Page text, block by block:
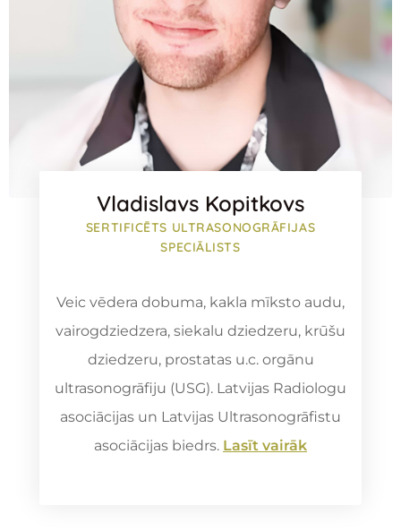
Vladislavs Kopitkovs
SERTIFICĒTS ULTRASONOGRĀFIJAS
SPECIĀLISTS
Veic vēdera dobuma, kakla mīksto audu,
vairogdziedzera, siekalu dziedzeru, krūšu
dziedzeru, prostatas u.c. orgānu
ultrasonogrāfiju (USG). Latvijas Radiologu
asociācijas un Latvijas Ultrasonogrāfistu
asociācijas biedrs. Lasīt vairāk